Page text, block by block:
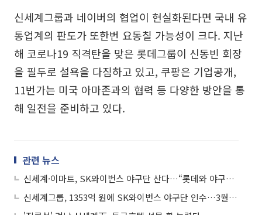
신세계그룹과 네이버의 협업이 현실화된다면 국내 유
통업계의 판도가 또한번 요동칠 가능성이 크다. 지난
해 코로나19 직격탄을 맞은 롯데그룹이 신동빈 회장
을 필두로 설욕을 다짐하고 있고, 쿠팡은 기업공개,
11번가는 미국 아마존과의 협력 등 다양한 방안을 통
해 일전을 준비하고 있다.
관련 뉴스
신세계·이마트, SK와이번스 야구단 산다…“롯데와 야구로도 맞대결"
신세계그룹, 1353억 원에 SK와이번스 야구단 인수…3월 정식 출범